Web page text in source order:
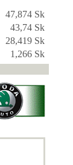
47,874 Sk
43,74 Sk
28,419 Sk
1,266 Sk